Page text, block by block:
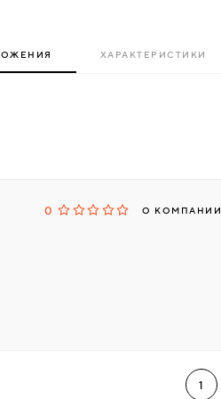
ХАРАКТЕРИСТИКИ
0 О КОМПАНИИ
1